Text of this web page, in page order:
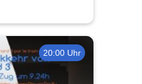
20:00 Uhr